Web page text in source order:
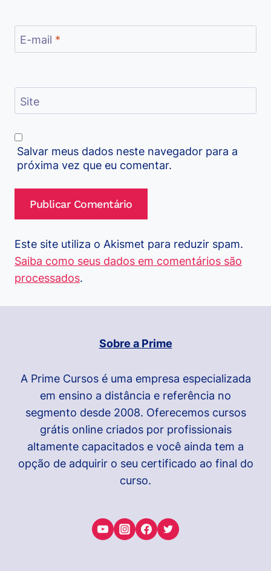
E-mail *
Site
Salvar meus dados neste navegador para a
próxima vez que eu comentar.
Este site utiliza o Akismet para reduzir spam.
Saiba como seus dados em comentários são
processados.
Sobre a Prime
A Prime Cursos é uma empresa especializada
em ensino a distância e referência no
segmento desde 2008. Oferecemos cursos
grátis online criados por profissionais
altamente capacitados e você ainda tem a
opção de adquirir o seu certificado ao final do
curso.